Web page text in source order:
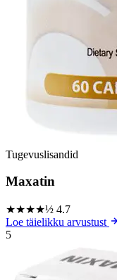
Tugevuslisandid
Maxatin
★★★★½ 4.7
Loe täielikku arvustust
5